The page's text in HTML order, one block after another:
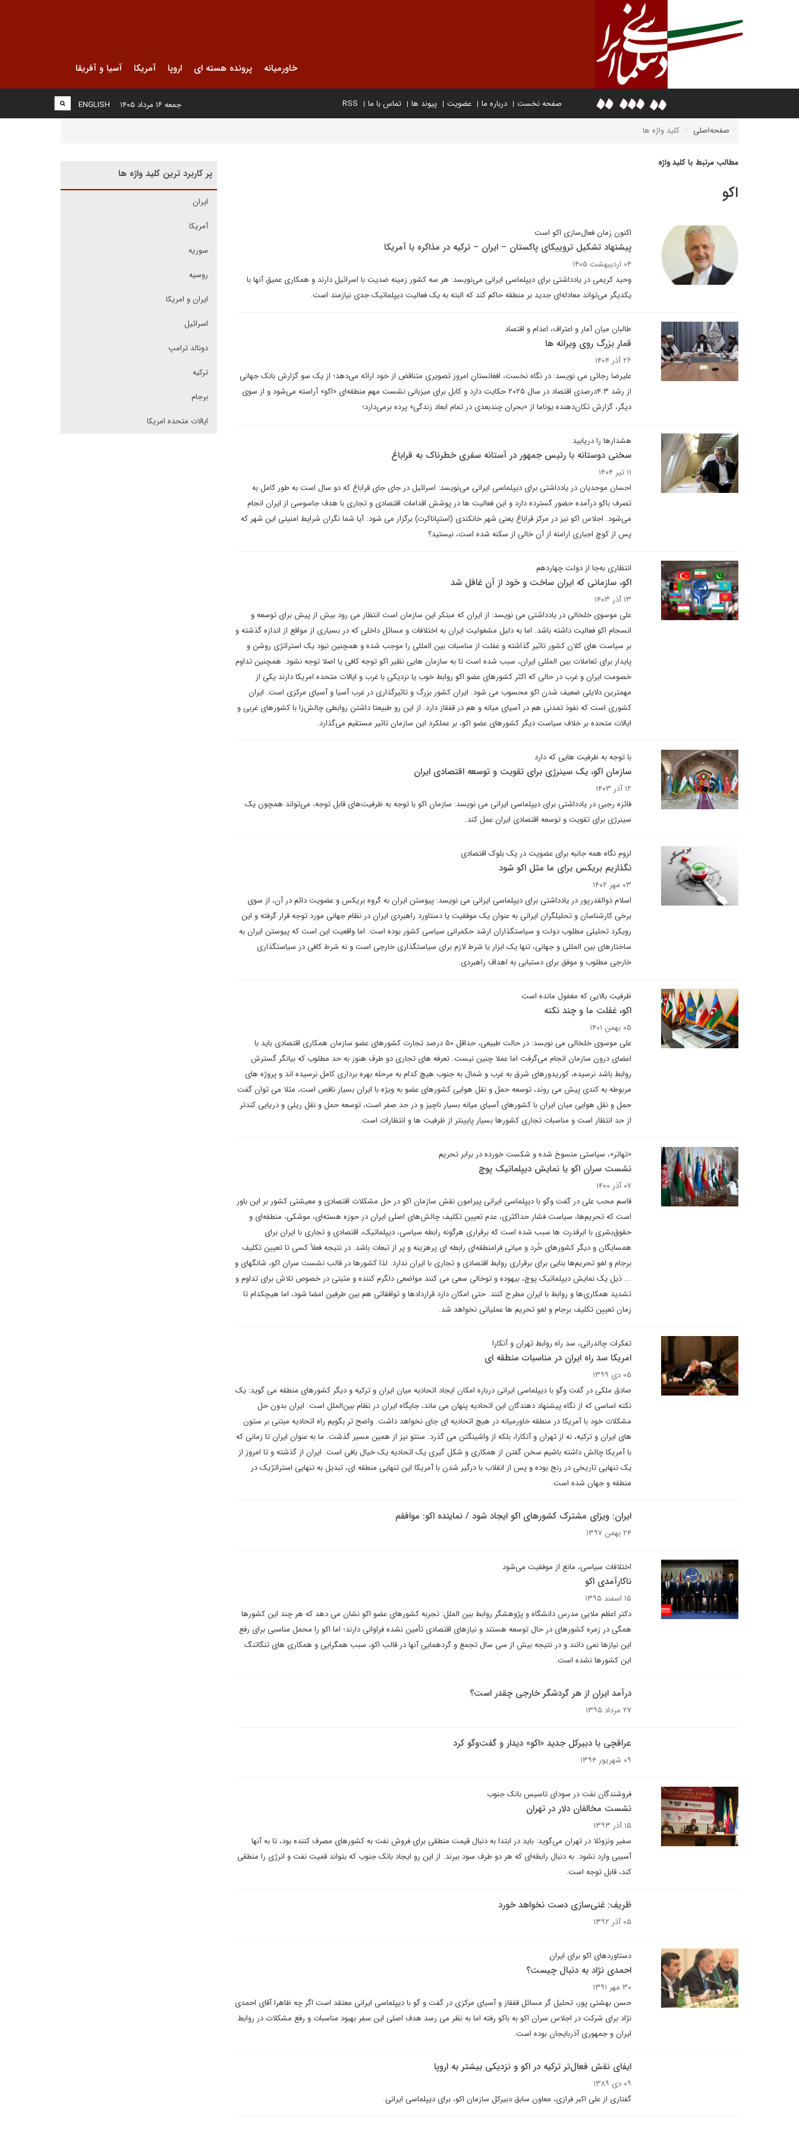
خاورمیانه پرونده هسته ای اروپا آمریکا آسیا و آفریقا
صفحه نخست درباره ما عضویت پیوند ها تماس با ما RSS
ENGLISH جمعه ۱۶ مرداد ۱۴۰۵
صفحه‌اصلی کلید واژه ها
مطالب مرتبط با کلید واژه
اکو
اکنون زمان فعال‌سازی اکو است
پیشنهاد تشکیل تروییکای پاکستان – ایران – ترکیه در مذاکره با آمریکا
۰۴ اردیبهشت ۱۴۰۵
وحید کریمی در یادداشتی برای دیپلماسی ایرانی می‌نویسد: هر سه کشور زمینه ضدیت با اسرائیل دارند و همکاری عمیق آنها با
یکدیگر می‌تواند معادله‌ای جدید بر منطقه حاکم کند که البته به یک فعالیت دیپلماتیک جدی نیازمند است.
طالبان میان آمار و اعتراف، اعدام و اقتصاد
قمار بزرگ روی ویرانه ها
۲۶ آذر ۱۴۰۴
علیرضا رجائی می نویسد: در نگاه نخست، افغانستانِ امروز تصویری متناقض از خود ارائه می‌دهد؛ از یک‌ سو گزارش بانک جهانی
از رشد ۴.۳‌درصدی اقتصاد در سال ۲۰۲۵ حکایت دارد و کابل برای میزبانی نشست مهم منطقه‌ای «اکو» آراسته می‌شود‌ و از سوی
دیگر، گزارش تکان‌دهنده یوناما از «بحران چندبعدی در تمام ابعاد زندگی» پرده برمی‌دارد؛
هشدارها را دریابید
سخنی دوستانه با رئیس جمهور در آستانه سفری خطرناک به قراباغ
۱۱ تیر ۱۴۰۴
احسان موحدیان در یادداشتی برای دیپلماسی ایرانی می‌نویسد: اسرائیل در جای جای قراباغ که دو سال است به طور کامل به
تصرف باکو درآمده حضور گسترده دارد و این فعالیت ها در پوشش اقدامات اقتصادی و تجاری با هدف جاسوسی از ایران انجام
می‌شود. اجلاس اکو نیز در مرکز قراباغ یعنی شهر خانکندی (استپاناکرت) برگزار می شود. آیا شما نگران شرایط امنیتی این شهر که
پس از کوچ اجباری ارامنه از آن خالی از سکنه شده است، نیستید؟
انتظاری به‌جا از دولت چهاردهم
اکو، سازمانی که ایران ساخت و خود از آن غافل شد
۱۳ آذر ۱۴۰۳
علی موسوی خلخالی در یادداشتی می نویسد: از ایران که مبتکر این سازمان است انتظار می رود بیش از پیش برای توسعه و
انسجام اکو فعالیت داشته باشد. اما به دلیل مشغولیت ایران به اختلافات و مسائل داخلی که در بسیاری از مواقع از اندازه گذشته و
بر سیاست های کلان کشور تاثیر گذاشته و غفلت از مناسبات بین المللی را موجب شده و همچنین نبود یک استراتژی روشن و
پایدار برای تعاملات بین المللی ایران، سبب شده است تا به سازمان هایی نظیر اکو توجه کافی یا اصلا توجه نشود. همچنین تداوم
خصومت ایران و غرب در حالی که اکثر کشورهای عضو اکو روابط خوب یا نزدیکی با غرب و ایالات متحده امریکا دارند یکی از
مهمترین دلایلی ضعیف شدن اکو محسوب می شود. ایران کشور بزرگ و تاثیرگذاری در غرب آسیا و آسیای مرکزی است. ایران
کشوری است که نفوذ تمدنی هم در آسیای میانه و هم در قفقاز دارد. از این رو طبیعتا داشتن روابطی چالش‌زا با کشورهای غربی و
ایالات متحده بر خلاف سیاست دیگر کشورهای عضو اکو، بر عملکرد این سازمان تاثیر مستقیم می‌گذارد.
با توجه به ظرفیت هایی که دارد
سازمان اکو، یک سینرژی برای تقویت و توسعه اقتصادی ایران
۱۲ آذر ۱۴۰۳
فائزه رجبی در یادداشتی برای دیپلماسی ایرانی می نویسد: سازمان اکو با توجه به ظرفیت‌های قابل توجه، می‌تواند همچون یک
سینرژی برای تقویت و توسعه اقتصادی ایران عمل کند.
لزوم نگاه همه جانبه برای عضویت در یک بلوک اقتصادی
نگذاریم بریکس برای ما مثل اکو شود
۰۳ مهر ۱۴۰۲
اسلام ذوالقدرپور در یادداشتی برای دیپلماسی ایرانی می نویسد: پیوستن ایران به گروه بریکس و عضویت دائم در آن، از سوی
برخی کارشناسان و تحلیلگران ایرانی به عنوان یک موفقیت یا دستاورد راهبردی ایران در نظام جهانی مورد توجه قرار گرفته و این
رویکرد تحلیلی مطلوب دولت و سیاستگذاران ارشد حکمرانی سیاسی کشور بوده است. اما واقعیت این است که پیوستن ایران به
ساختارهای بین المللی و جهانی، تنها یک ابزار یا شرط لازم برای سیاستگذاری خارجی است و نه شرط کافی در سیاستگذاری
خارجی مطلوب و موفق برای دستبابی به اهداف راهبردی.
ظرفیت بالایی که مغفول مانده است
اکو، غفلت ما و چند نکته
۰۵ بهمن ۱۴۰۱
علی موسوی خلخالی می نویسد: در حالت طبیعی، حداقل ۵۰ درصد تجارت کشورهای عضو سازمان همکاری اقتصادی باید با
اعضای درون سازمان انجام می‌گرفت اما عملا چنین نیست. تعرفه های تجاری دو طرف هنوز به حد مطلوب که بیانگر گسترش
روابط باشد نرسیده، کوریدورهای شرق به غرب و شمال به جنوب هیچ کدام به مرحله بهره برداری کامل نرسیده اند و پروژه های
مربوطه به کندی پیش می روند، توسعه حمل و نقل هوایی کشورهای عضو به ویژه با ایران بسیار ناقص است، مثلا می توان گفت
حمل و نقل هوایی میان ایران با کشورهای آسیای میانه بسیار ناچیز و در حد صفر است، توسعه حمل و نقل ریلی و دریایی کندتر
از حد انتظار است و مناسبات تجاری کشورها بسیار پایینتر از ظرفیت ها و انتظارات است.
«تهاتر»، سیاستی منسوخ شده و شکست خورده در برابر تحریم
نشست سران اکو یا نمایش دیپلماتیک پوچ
۰۷ آذر ۱۴۰۰
قاسم محب علی در گفت وگو با دیپلماسی ایرانی پیرامون نقش سازمان اکو در حل مشکلات اقتصادی و معیشتی کشور بر این باور
است که تحریم‌ها، سیاست فشار حداکثری، عدم تعیین تکلیف چالش‌های اصلی ایران در حوزه هسته‌ای، موشکی، منطقه‌ای و
حقوق‌بشری با ابرقدرت ها سبب شده است که برقراری هرگونه رابطه سیاسی، دیپلماتیک، اقتصادی و تجاری با ایران برای
همسایگان و دیگر کشورهای خُرد و میانی فرامنطقه‌ای رابطه ای پرهزینه و پر از تبعات باشد. در نتیجه فعلاً کسی تا تعیین تکلیف
برجام و لغو تحریم‌ها بنایی برای برقراری روابط اقتصادی و تجاری با ایران ندارد. لذا کشورها در قالب نشست سران اکو، شانگهای و
... ذیل یک نمایش دیپلماتیک پوچ، بیهوده و توخالی سعی می کنند مواضعی دلگرم کننده و مثبتی در خصوص تلاش برای تداوم و
تشدید همکاری‌ها و روابط با ایران مطرح کنند. حتی امکان دارد قراردادها و توافقاتی هم بین طرفین امضا شود، اما هیچکدام تا
زمان تعیین تکلیف برجام و لغو تحریم ها عملیاتی نخواهد شد.
تفکرات چالدرانی، سد راه روابط تهران و آنکارا
امریکا سد راه ایران در مناسبات منطقه ای
۰۵ دی ۱۳۹۹
صادق ملکی در گفت وگو با دیپلماسی ایرانی درباره امکان ایجاد اتحادیه میان ایران و ترکیه و دیگر کشورهای منطقه می گوید: یک
نکته اساسی که از نگاه پیشنهاد دهندگان این اتحادیه پنهان می ماند، جایگاه ایران در نظام بین‌الملل است. ایران بدون حل
مشکلات خود با آمریکا در منطقه خاورمیانه در هیچ اتحادیه ای جای نخواهد داشت. واضح تر بگویم راه اتحادیه مبتنی بر ستون
های ایران و ترکیه، نه از تهران و آنکارا، بلکه از واشینگتن می گذرد. سنتو نیز از همین مسیر گذشت. ما به عنوان ایران تا زمانی که
با آمریکا چالش داشته باشیم سخن گفتن از همکاری و شکل گیری یک اتحادیه یک خیال بافی است‌. ایران از گذشته و تا امروز از
یک تنهایی تاریخی در رنج بوده و پس از انقلاب با درگیر شدن با آمریکا این تنهایی منطقه ای، تبدیل به تنهایی استراتژیک در
منطقه و جهان شده است.
ایران: ویزای مشترک کشورهای اکو ایجاد شود / نماینده اکو: موافقم
۲۴ بهمن ۱۳۹۷
اختلافات سیاسی، مانع از موفقیت می‌شود
ناکارآمدی اکو
۱۵ اسفند ۱۳۹۵
دکتر اعظم ملایی مدرس دانشگاه و پژوهشگر روابط بین الملل: تجربه کشورهای عضو اکو نشان می دهد که هر چند این کشورها
همگی در زمره کشورهای در حال توسعه هستند و نیازهای اقتصادی تأمین نشده فراوانی دارند؛ اما اکو را محمل مناسبی برای رفع
این نیازها نمی دانند و در نتیجه بیش از سی سال تجمع و گردهمایی آنها در قالب اکو، سبب همگرایی و همکاری های تنگاتنگ
این کشورها نشده است.
درآمد ایران از هر گردشگر خارجی چقدر است؟
۲۷ مرداد ۱۳۹۵
عراقچی با دبیرکل جدید «اکو» دیدار و گفت‌و‌گو کرد
۰۹ شهریور ۱۳۹۴
فروشندگان نفت در سودای تاسیس بانک جنوب
نشست مخالفان دلار در تهران
۱۵ آذر ۱۳۹۳
سفیر ونزوئلا در تهران می‌گوید: باید در ابتدا به دنبال قیمت منطقی برای فروش نفت به کشورهای مصرف کننده بود، تا به آنها
آسیبی وارد نشود. به دنبال رابطه‌ای که هر دو طرف سود ببرند. از این رو ایجاد بانک جنوب که بتواند قمیت نفت و انرژی را منطقی
کند، قابل توجه است.
ظریف: غنی‌سازی دست نخواهد خورد
۰۵ آذر ۱۳۹۲
دستاوردهای اکو برای ایران
احمدی نژاد به دنبال چیست؟
۳۰ مهر ۱۳۹۱
حسن بهشتی پور، تحلیل گر مسائل قفقاز و آسیای مرکزی در گفت و گو با دیپلماسی ایرانی معتقد است اگر چه ظاهرا آقای احمدی
نژاد برای شرکت در اجلاس سران اکو به باکو رفته اما به نظر می رسد هدف اصلی این سفر بهبود مناسبات و رفع مشکلات در روابط
ایران و جمهوری آذربایجان بوده است.
ایفای نقش فعال‌تر ترکیه در اکو و نزدیکی بیشتر به اروپا
۰۹ دی ۱۳۸۹
گفتاری از علی اکبر فرازی، معاون سابق دبیرکل سازمان اکو، برای دیپلماسی ایرانی.
پر کاربرد ترین کلید واژه ها
ایران
آمریکا
سوریه
روسیه
ایران و امریکا
اسرائیل
دونالد ترامپ
ترکیه
برجام
ایالات متحده امریکا